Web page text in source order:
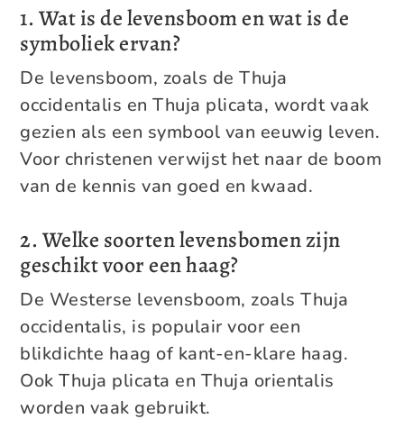
1. Wat is de levensboom en wat is de
symboliek ervan?
De levensboom, zoals de Thuja
occidentalis en Thuja plicata, wordt vaak
gezien als een symbool van eeuwig leven.
Voor christenen verwijst het naar de boom
van de kennis van goed en kwaad.
2. Welke soorten levensbomen zijn
geschikt voor een haag?
De Westerse levensboom, zoals Thuja
occidentalis, is populair voor een
blikdichte haag of kant-en-klare haag.
Ook Thuja plicata en Thuja orientalis
worden vaak gebruikt.